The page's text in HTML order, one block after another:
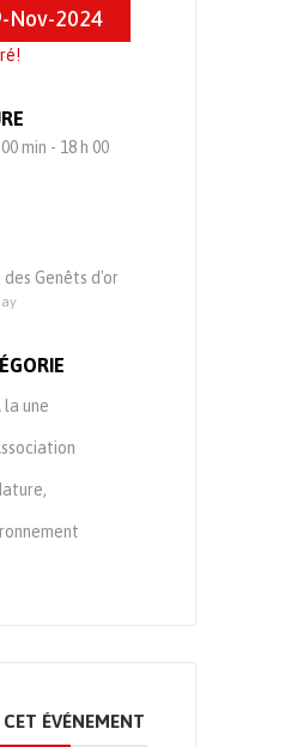
Nov-2024
min - 18 h 00
des Genêts d'or
la une
CET ÉVÉNEMENT